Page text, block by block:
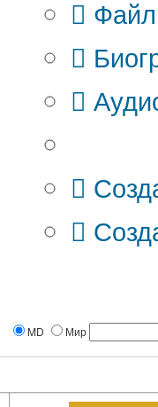
MD Мир